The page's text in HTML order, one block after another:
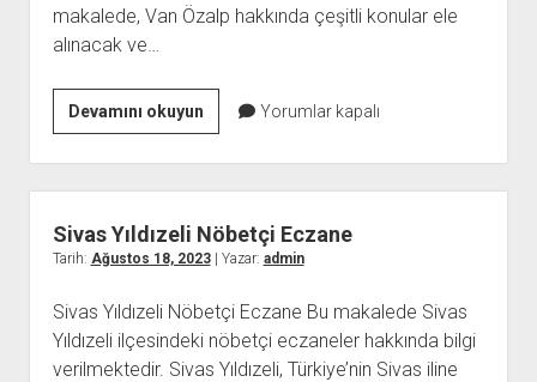
makalede, Van Özalp hakkında çeşitli konular ele
alınacak ve…
Devamını okuyunVan
Özalp
Nasıl
Bir
Yer
Yorumlar kapalı
Sivas Yıldızeli Nöbetçi Eczane
Tarih: Ağustos 18, 2023| Yazar: admin
Sivas Yıldızeli Nöbetçi Eczane Bu makalede Sivas
Yıldızeli ilçesindeki nöbetçi eczaneler hakkında bilgi
verilmektedir. Sivas Yıldızeli, Türkiye’nin Sivas iline